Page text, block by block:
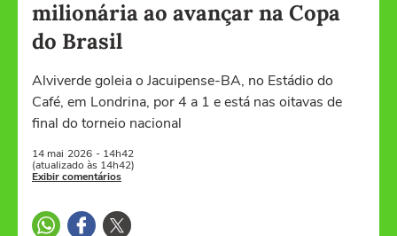
milionária ao avançar na Copa
do Brasil
Alviverde goleia o Jacuipense-BA, no Estádio do
Café, em Londrina, por 4 a 1 e está nas oitavas de
final do torneio nacional
14 mai 2026 - 14h42
(atualizado às 14h42)
Exibir comentários